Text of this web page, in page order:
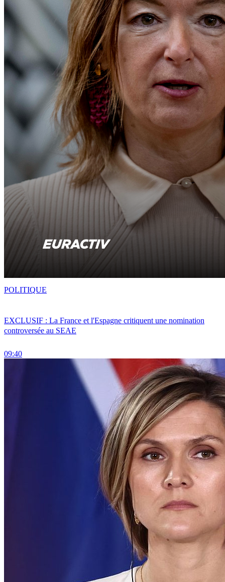
EXCLUSIF : La France et l'Espagne critiquent une nomination
controversée au SEAE
09:40
POLITIQUE